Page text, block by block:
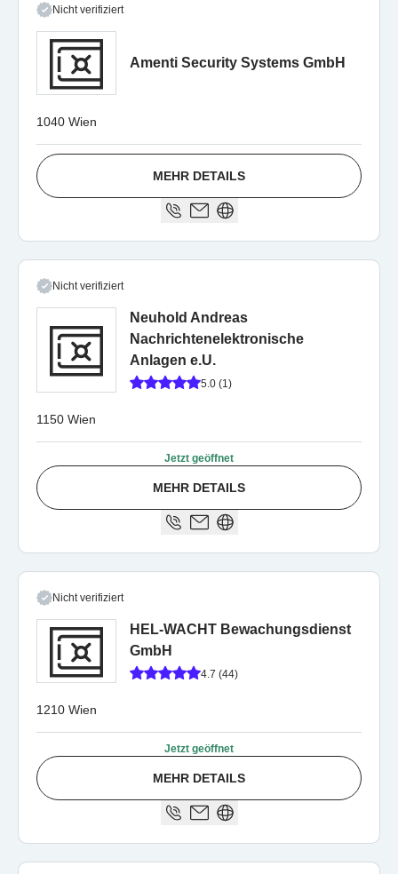
Nicht verifiziert
Amenti Security Systems GmbH
1040 Wien
MEHR DETAILS
Nicht verifiziert
Neuhold Andreas
Nachrichtenelektronische
Anlagen e.U.
5.0 (1)
1150 Wien
Jetzt geöffnet
MEHR DETAILS
Nicht verifiziert
HEL-WACHT Bewachungsdienst
GmbH
4.7 (44)
1210 Wien
Jetzt geöffnet
MEHR DETAILS